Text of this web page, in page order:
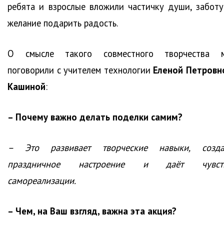
ребята и взрослые вложили частичку души,
желание подарить радость.
О смысле такого совместного творчества
поговорили с учителем технологии Еленой
Кашиной:
– Почему важно делать поделки самим?
– Это развивает творческие навыки,
праздничное настроение и даёт
самореализации.
– Чем, на Ваш взгляд, важна эта акция?